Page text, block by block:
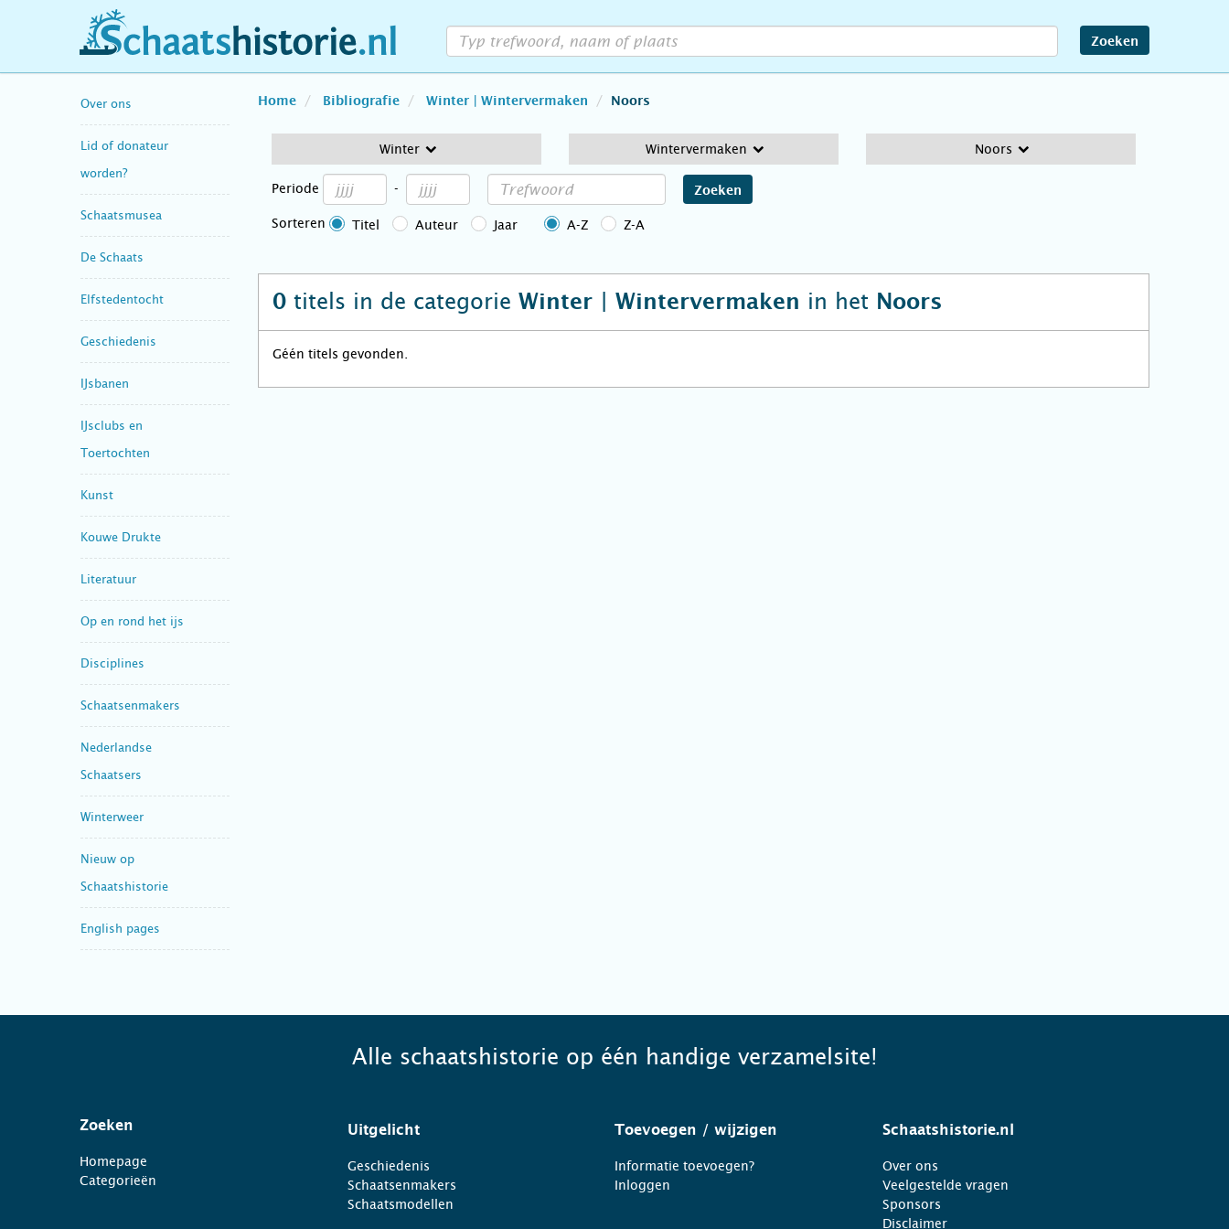
schaatshistorie.nl Zoeken
Over ons
Lid of donateur
worden?
Schaatsmusea
De Schaats
Elfstedentocht
Geschiedenis
IJsbanen
IJsclubs en
Toertochten
Kunst
Kouwe Drukte
Literatuur
Op en rond het ijs
Disciplines
Schaatsenmakers
Nederlandse
Schaatsers
Winterweer
Nieuw op
Schaatshistorie
English pages
Home Bibliografie Winter | Wintervermaken Noors
Winter Wintervermaken Noors
Periode - Zoeken
Sorteren Titel Auteur Jaar A-Z Z-A
0 titels in de categorie Winter | Wintervermaken in het Noors
Géén titels gevonden.
Alle schaatshistorie op één handige verzamelsite!
Zoeken
Homepage
Categorieën
Uitgelicht
Geschiedenis
Schaatsenmakers
Schaatsmodellen
Toevoegen / wijzigen
Informatie toevoegen?
Inloggen
Schaatshistorie.nl
Over ons
Veelgestelde vragen
Sponsors
Disclaimer